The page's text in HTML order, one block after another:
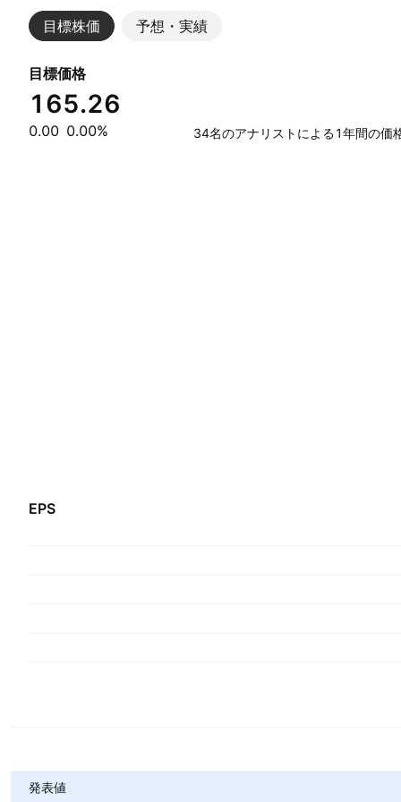
目標株価 予想・実績
目標価格
165.26
0.00 0.00% 34名のアナリストによる1年間の価
EPS
発表値